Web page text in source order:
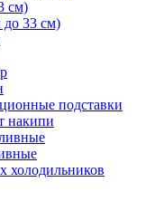
см)
до 33 см)
подставки
накипи
холодильников